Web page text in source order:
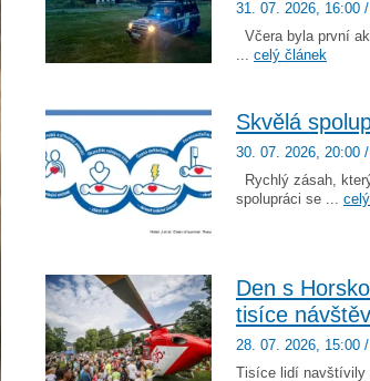
31. 07. 2026, 16:00 /
Včera byla první
... celý článek
Skvělá
30. 07. 2026, 20:00 /
Rychlý zásah,
spolupráci se ...
Den s
tisíce
28. 07. 2026, 15:00 /
Tisíce lidí navštívily